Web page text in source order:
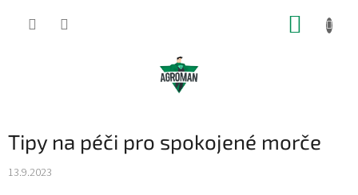
Tipy na péči pro spokojené morče
13.9.2023